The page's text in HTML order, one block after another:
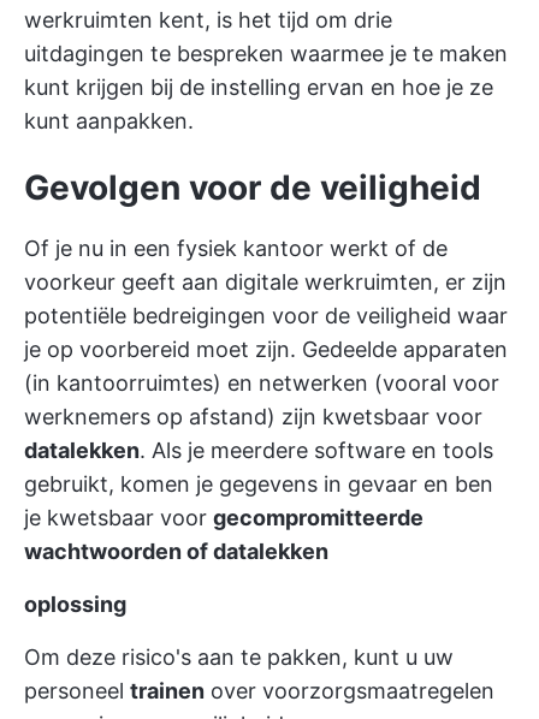
werkruimten kent, is het tijd om drie
uitdagingen te bespreken waarmee je te maken
kunt krijgen bij de instelling ervan en hoe je ze
kunt aanpakken.
Gevolgen voor de veiligheid
Of je nu in een fysiek kantoor werkt of de
voorkeur geeft aan digitale werkruimten, er zijn
potentiële bedreigingen voor de veiligheid waar
je op voorbereid moet zijn. Gedeelde apparaten
(in kantoorruimtes) en netwerken (vooral voor
werknemers op afstand) zijn kwetsbaar voor
datalekken. Als je meerdere software en tools
gebruikt, komen je gegevens in gevaar en ben
je kwetsbaar voor gecompromitteerde
wachtwoorden of datalekken
oplossing
Om deze risico's aan te pakken, kunt u uw
personeel trainen over voorzorgsmaatregelen